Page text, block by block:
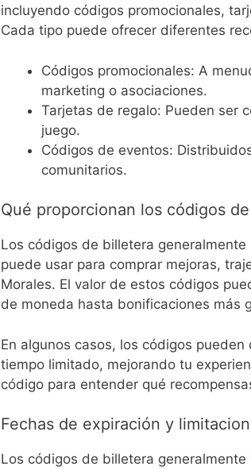
incluyendo códigos promocionales,
Cada tipo puede ofrecer diferentes
Códigos promocionales: A
marketing o asociaciones.
Tarjetas de regalo: Pueden ser
juego.
Códigos de eventos:
comunitarios.
Qué proporcionan los códigos
Los códigos de billetera
puede usar para comprar mejoras,
Morales. El valor de estos códigos
de moneda hasta bonificaciones más
En algunos casos, los códigos
tiempo limitado, mejorando tu
código para entender qué
Fechas de expiración y
Los códigos de billetera